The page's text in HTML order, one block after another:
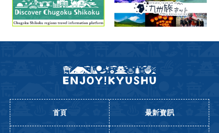
首頁 最新資訊